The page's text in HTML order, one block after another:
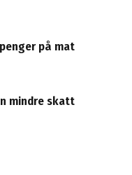
på mat
mindre skatt